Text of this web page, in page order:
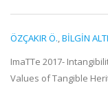
ÖZÇAKIR Ö. BİLGİN
ImaTTe 2017-
Values of Tangible